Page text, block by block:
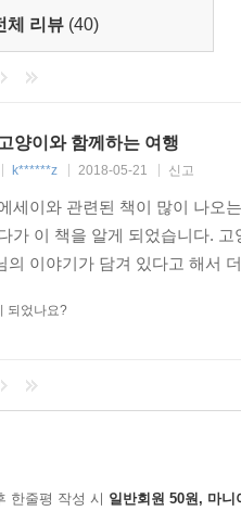
체 리뷰 (40)
고양이와 함께하는 여행
k******z 2018-05-21 신고
세이와 관련된 책이 많이 나오
가 이 책을 알게 되었습니다.
의 이야기가 담겨 있다고 해서
되었나요?
한줄평 작성 시 일반회원 50원, 마니